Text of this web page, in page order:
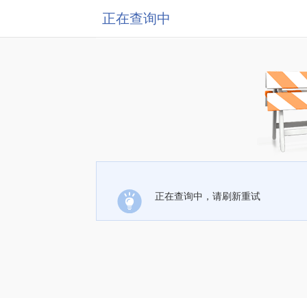
正在查询中
正在查询中，请刷新重试